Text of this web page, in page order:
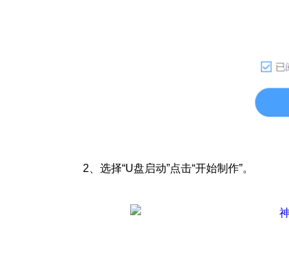
2、 选择“U盘启动”点击“开始制作”。